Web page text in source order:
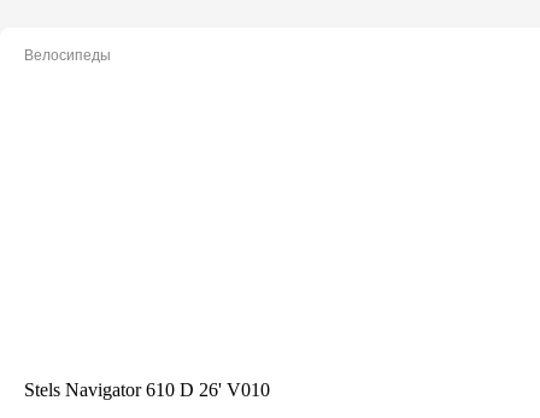
Велосипеды
Stels Navigator 610 D 26' V010